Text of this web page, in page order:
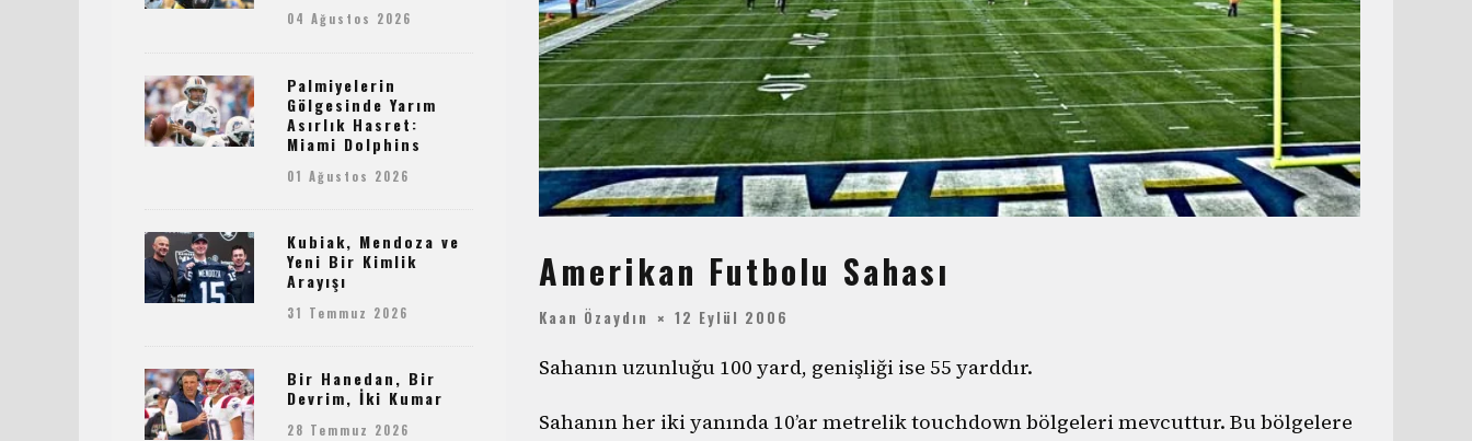
Amerikan Futbolu Sahası
Kaan Özaydın 12 Eylül 2006
Sahanın uzunluğu 100 yard, genişliği ise 55 yarddır.
Sahanın her iki yanında 10’ar metrelik touchdown bölgeleri mevcuttur. Bu bölgelere
04 Ağustos 2026
Palmiyelerin
Gölgesinde Yarım
Asırlık Hasret:
Miami Dolphins
01 Ağustos 2026
Kubiak, Mendoza ve
Yeni Bir Kimlik
Arayışı
31 Temmuz 2026
Bir Hanedan, Bir
Devrim, İki Kumar
28 Temmuz 2026